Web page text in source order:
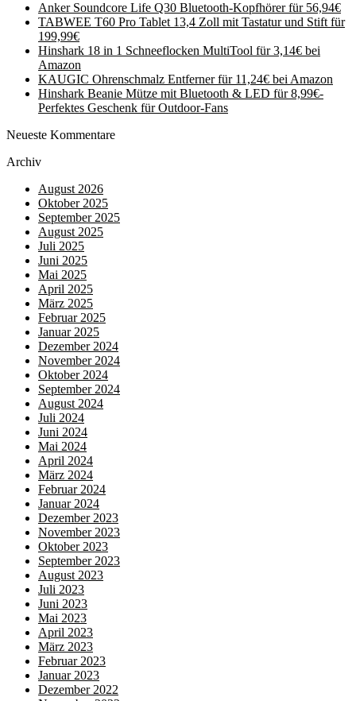
Anker Soundcore Life Q30 Bluetooth-Kopfhörer für 56,94€
TABWEE T60 Pro Tablet 13,4 Zoll mit Tastatur und Stift für
199,99€
Hinshark 18 in 1 Schneeflocken MultiTool für 3,14€ bei
Amazon
KAUGIC Ohrenschmalz Entferner für 11,24€ bei Amazon
Hinshark Beanie Mütze mit Bluetooth & LED für 8,99€-
Perfektes Geschenk für Outdoor-Fans
Neueste Kommentare
Archiv
August 2026
Oktober 2025
September 2025
August 2025
Juli 2025
Juni 2025
Mai 2025
April 2025
März 2025
Februar 2025
Januar 2025
Dezember 2024
November 2024
Oktober 2024
September 2024
August 2024
Juli 2024
Juni 2024
Mai 2024
April 2024
März 2024
Februar 2024
Januar 2024
Dezember 2023
November 2023
Oktober 2023
September 2023
August 2023
Juli 2023
Juni 2023
Mai 2023
April 2023
März 2023
Februar 2023
Januar 2023
Dezember 2022